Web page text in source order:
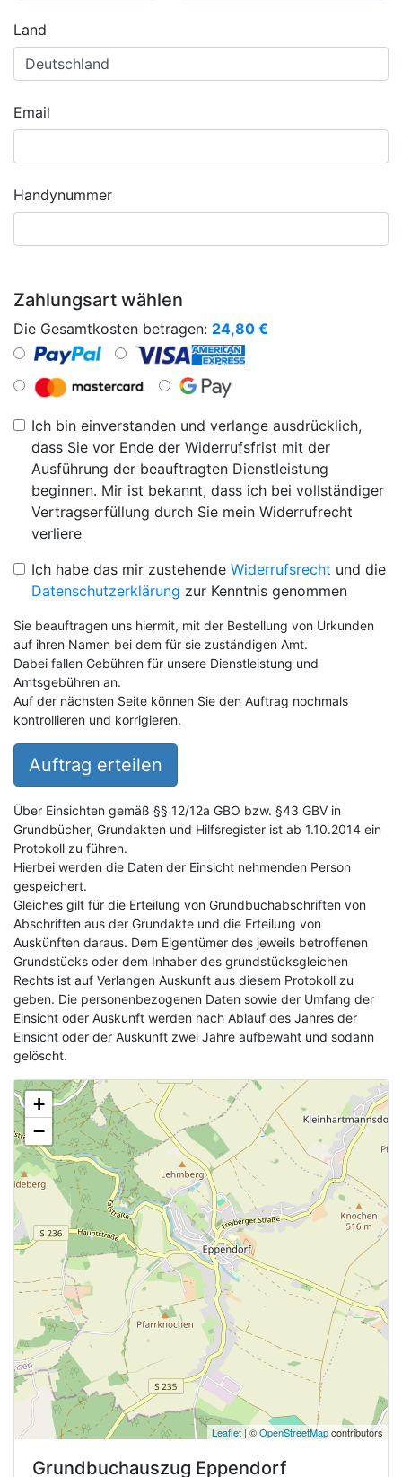
Land
Email
Handynummer
Zahlungsart wählen
Die Gesamtkosten betragen: 24,80 €
Ich bin einverstanden und verlange ausdrücklich,
dass Sie vor Ende der Widerrufsfrist mit der
Ausführung der beauftragten Dienstleistung
beginnen. Mir ist bekannt, dass ich bei vollständiger
Vertragserfüllung durch Sie mein Widerrufrecht
verliere
Ich habe das mir zustehende Widerrufsrecht und die
Datenschutzerklärung zur Kenntnis genommen
Sie beauftragen uns hiermit, mit der Bestellung von Urkunden
auf ihren Namen bei dem für sie zuständigen Amt.
Dabei fallen Gebühren für unsere Dienstleistung und
Amtsgebühren an.
Auf der nächsten Seite können Sie den Auftrag nochmals
kontrollieren und korrigieren.
Auftrag erteilen
Über Einsichten gemäß §§ 12/12a GBO bzw. §43 GBV in
Grundbücher, Grundakten und Hilfsregister ist ab 1.10.2014 ein
Protokoll zu führen.
Hierbei werden die Daten der Einsicht nehmenden Person
gespeichert.
Gleiches gilt für die Erteilung von Grundbuchabschriften von
Abschriften aus der Grundakte und die Erteilung von
Auskünften daraus. Dem Eigentümer des jeweils betroffenen
Grundstücks oder dem Inhaber des grundstücksgleichen
Rechts ist auf Verlangen Auskunft aus diesem Protokoll zu
geben. Die personenbezogenen Daten sowie der Umfang der
Einsicht oder Auskunft werden nach Ablauf des Jahres der
Einsicht oder der Auskunft zwei Jahre aufbewaht und sodann
gelöscht.
+
−
Leaflet| ©OpenStreetMapcontributors
Grundbuchauszug Eppendorf